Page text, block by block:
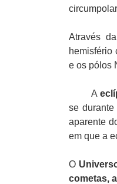
Através
hemisfério
e os pólos
A
se
aparente
em que a
O
cometas,